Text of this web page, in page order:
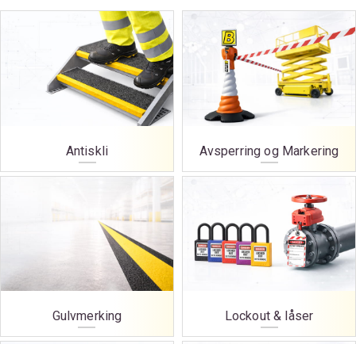
Antiskli Avsperring og Markering
Gulvmerking Lockout & låser